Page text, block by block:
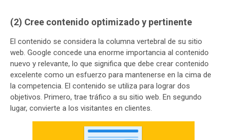
(2) Cree contenido optimizado y pertinente
El contenido se considera la columna vertebral de su sitio
web. Google concede una enorme importancia al contenido
nuevo y relevante, lo que significa que debe crear contenido
excelente como un esfuerzo para mantenerse en la cima de
la competencia. El contenido se utiliza para lograr dos
objetivos. Primero, trae tráfico a su sitio web. En segundo
lugar, convierte a los visitantes en clientes.